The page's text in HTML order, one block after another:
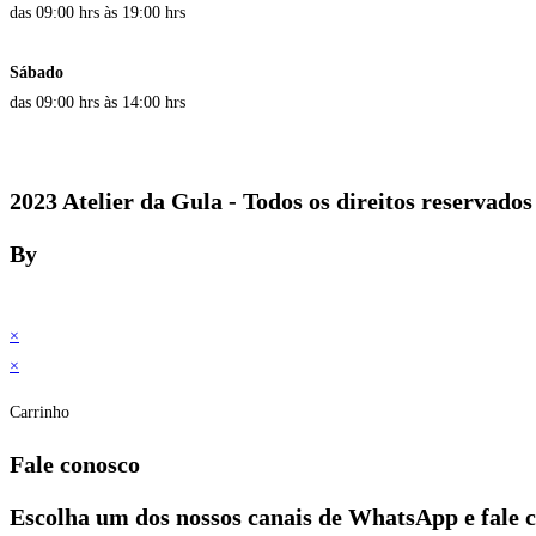
das 09:00 hrs às 19:00 hrs
Sábado
das 09:00 hrs às 14:00 hrs
2023 Atelier da Gula - Todos os direitos reservados
By
×
×
Carrinho
Fale conosco
Escolha um dos nossos canais de WhatsApp e fale